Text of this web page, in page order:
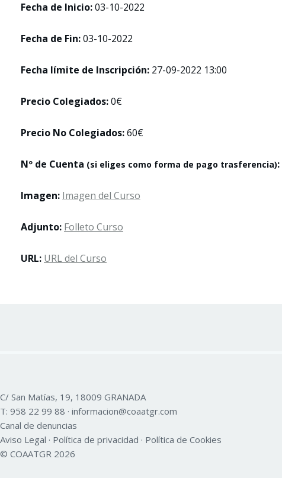
Fecha de Inicio:03-10-2022
Fecha de Fin:03-10-2022
Fecha límite de Inscripción: 27-09-2022 13:00
Precio Colegiados:0€
Precio No Colegiados:60€
Nº de Cuenta (si eliges como forma de pago trasferencia):
Imagen: Imagen del Curso
Adjunto: Folleto Curso
URL: URL del Curso
C/ San Matías, 19, 18009 GRANADA
T: 958 22 99 88 · informacion@coaatgr.com
Canal de denuncias
Aviso Legal · Política de privacidad · Política de Cookies
© COAATGR 2026